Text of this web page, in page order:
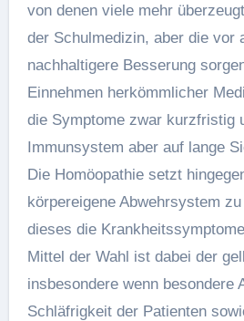
von denen viele mehr
der Schulmedizin, aber die vor
nachhaltigere Besserung
Einnehmen herkömmlicher
die Symptome zwar kurzfristig
Immunsystem aber auf lange
Die Homöopathie setzt
körpereigene Abwehrsystem
dieses die
Mittel der Wahl ist dabei der
insbesondere wenn besondere
Schläfrigkeit der Patienten